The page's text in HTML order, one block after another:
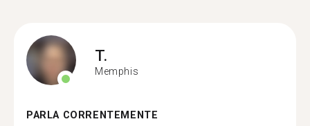
T.
Memphis
PARLA CORRENTEMENTE